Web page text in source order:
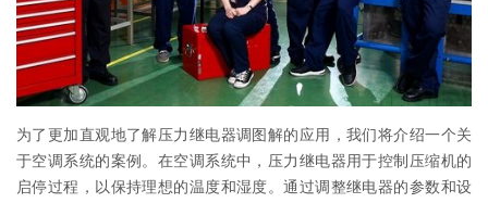
为了更加直观地了解压力继电器调图解的应用，我们将介绍一个关
于空调系统的案例。在空调系统中，压力继电器用于控制压缩机的
启停过程，以保持理想的温度和湿度。通过调整继电器的参数和设